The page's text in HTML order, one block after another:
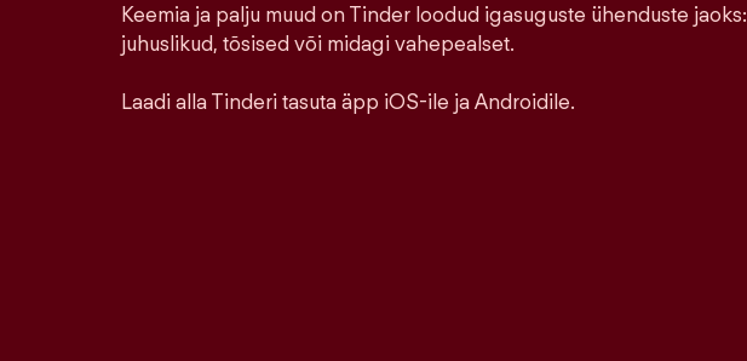
Keemia ja palju muud on Tinder loodud igasuguste ühenduste jaoks:
juhuslikud, tõsised või midagi vahepealset.
Laadi alla Tinderi tasuta äpp iOS-ile ja Androidile.